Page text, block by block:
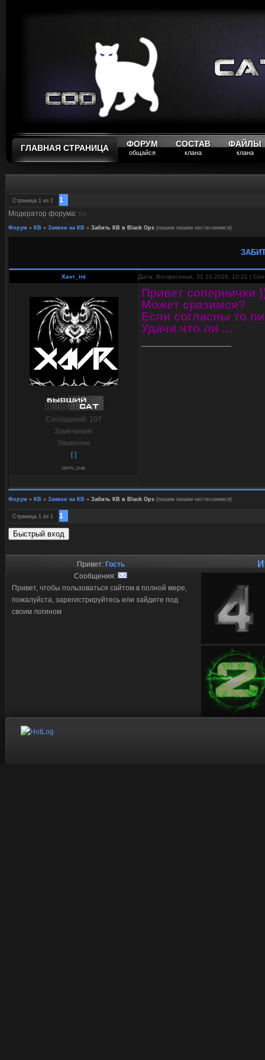
ГЛАВНАЯ СТРАНИЦА ФОРУМ
общайся
СОСТАВ
клана
ФАЙЛЫ
клана
Страница 1 из 1
1
Модератор форума: Kot
Форум » КВ » Заявки на КВ » Забить КВ в Black Ops (пишим пишим нестесняимся)
Xavr_ini Дата: Воскресенье, 31.10.2010, 10:21 |
Сообщений: 107
Замечания:
Уважение
[ ]
Привет сопернички
Может сразимся?
Если согласны то
Удачи что ли ...
Форум » КВ » Заявки на КВ » Забить КВ в Black Ops (пишим пишим нестесняимся)
Страница 1 из 1 1
Привет: Гость
Сообщения:
Привет, чтобы пользоваться сайтом в полной мере,
пожалуйста, зарегистрируйтесь или зайдите под
своим логином